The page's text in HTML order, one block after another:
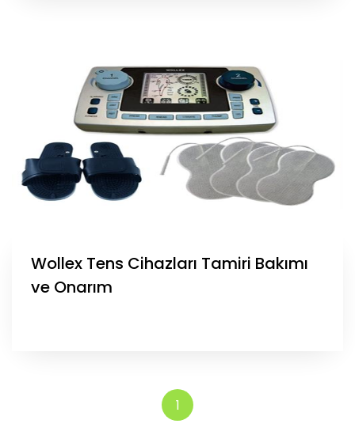
Wollex Tens Cihazları Tamiri Bakımı
ve Onarım
1